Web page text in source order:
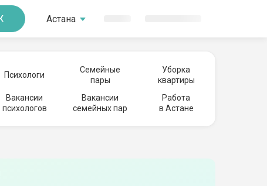
Астана
Психологи
Семейные
пары
Уборка
квартиры
Вакансии
психологов
Вакансии
семейных пар
Работа
в Астане